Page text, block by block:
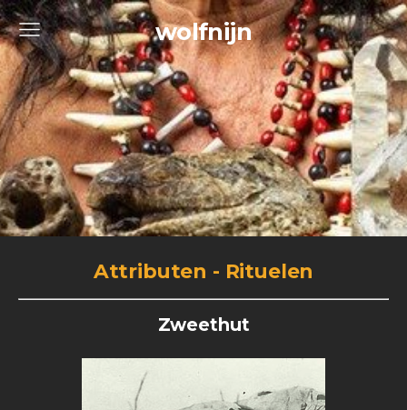
wolfnijn
Attributen - Rituelen
Zweethut